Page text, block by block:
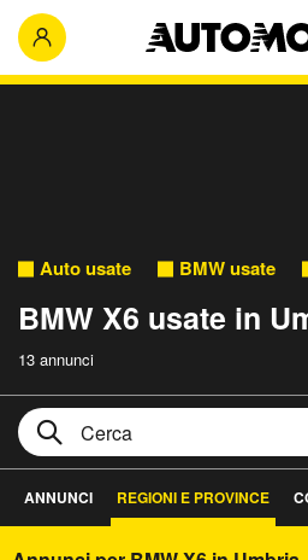
Auto usate BMW usate
BMW X6 usate in
13 annunci
ANNUNCI REGIONI E PROVINCE